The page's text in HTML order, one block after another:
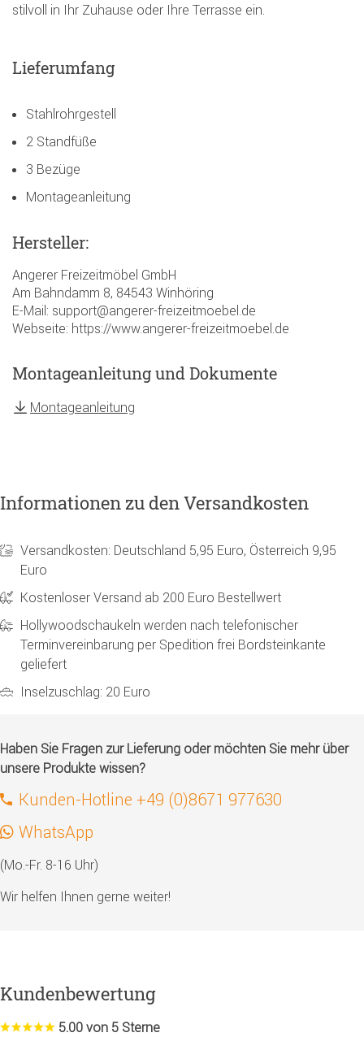
stilvoll in Ihr Zuhause oder Ihre Terrasse ein.
Lieferumfang
Stahlrohrgestell
2 Standfüße
3 Bezüge
Montageanleitung
Hersteller:
Angerer Freizeitmöbel GmbH
Am Bahndamm 8, 84543 Winhöring
E-Mail: support@angerer-freizeitmoebel.de
Webseite: https://www.angerer-freizeitmoebel.de
Montageanleitung und Dokumente
Montageanleitung
Informationen zu den Versandkosten
Versandkosten: Deutschland 5,95 Euro, Österreich 9,95
Euro
Kostenloser Versand ab 200 Euro Bestellwert
Hollywoodschaukeln werden nach telefonischer
Terminvereinbarung per Spedition frei Bordsteinkante
geliefert
Inselzuschlag: 20 Euro
Haben Sie Fragen zur Lieferung oder möchten Sie mehr über
unsere Produkte wissen?
Kunden-Hotline +49 (0)8671 977630
WhatsApp
(Mo.-Fr. 8-16 Uhr)
Wir helfen Ihnen gerne weiter!
Kundenbewertung
5.00 von 5 Sterne